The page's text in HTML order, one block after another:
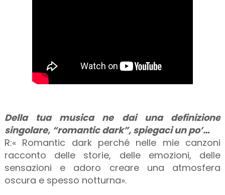
Della tua musica ne dai una definizione
singolare, “romantic dark”, spiegaci un po’…
R:« Romantic dark perché nelle mie canzoni
racconto delle storie, delle emozioni, delle
sensazioni e adoro creare una atmosfera
oscura e spesso notturna».